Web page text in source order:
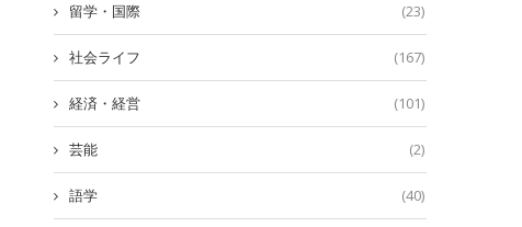
留学・国際 (23)
社会ライフ (167)
経済・経営 (101)
芸能 (2)
語学 (40)